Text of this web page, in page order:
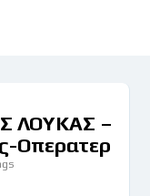
ΛΟΥΚΑΣ –
Οπερατερ